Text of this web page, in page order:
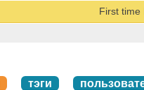
First time
тэги